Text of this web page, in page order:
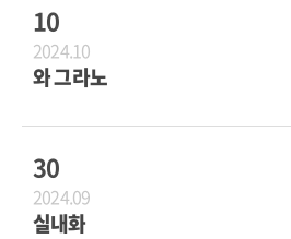
10
2024.10
와 그라노
30
2024.09
실내화